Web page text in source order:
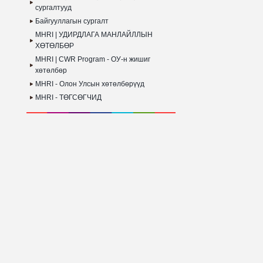
сургалтууд
Байгууллагын сургалт
MHRI | УДИРДЛАГА МАНЛАЙЛЛЫН
ХӨТӨЛБӨР
MHRI | CWR Program - ОУ-н жишиг
хөтөлбөр
MHRI - Олон Улсын хөтөлбөрүүд
MHRI - ТӨГСӨГЧИД